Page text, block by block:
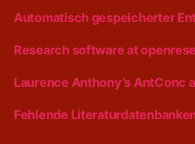
Automatisch gespeicherter
Research software at
Laurence Anthony’s AntConc
Fehlende